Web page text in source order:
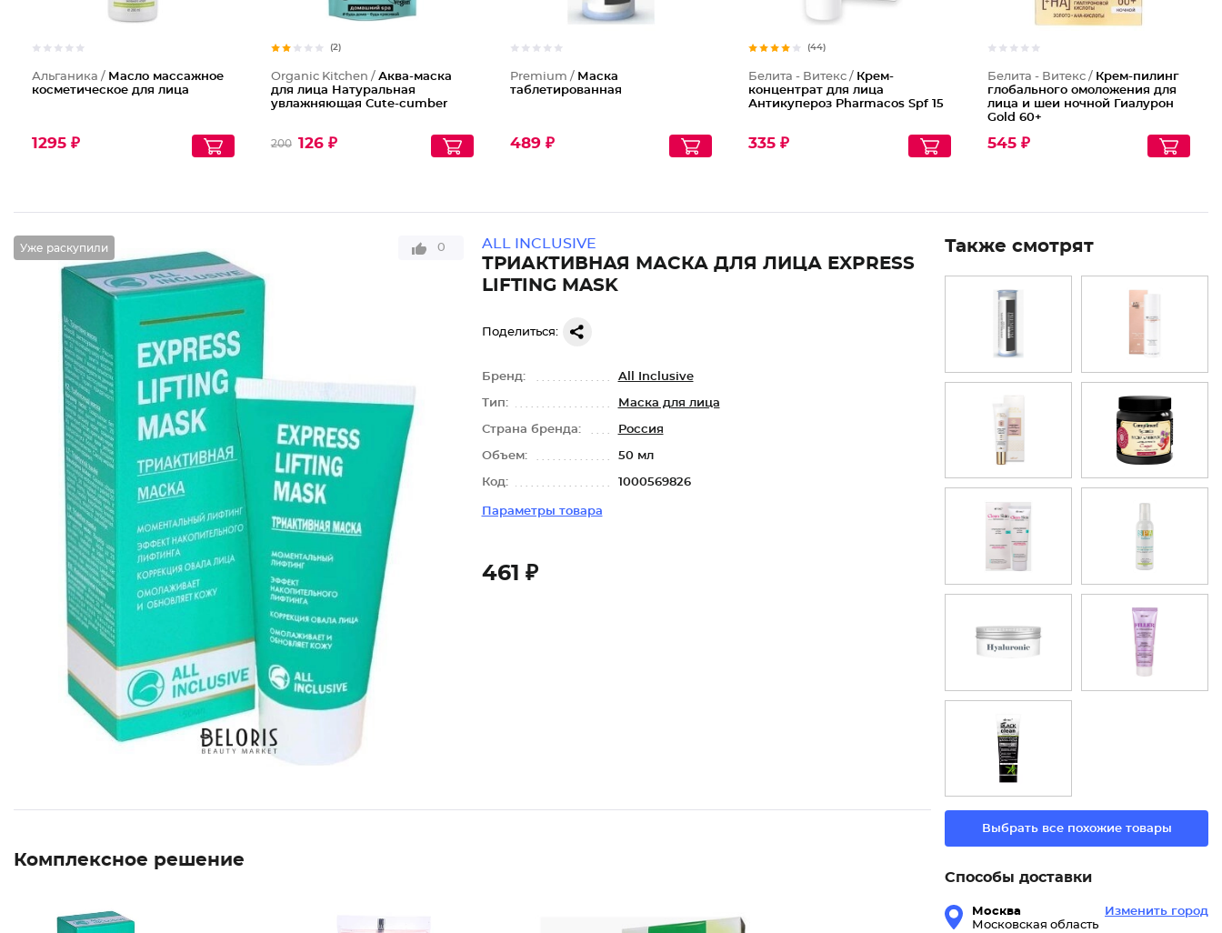
Альганика / Масло массажное
косметическое для лица
1295 ₽
(2)
Organic Kitchen / Аква-маска
для лица Натуральная
увлажняющая Cute-cumber
200 126 ₽
Premium / Маска
таблетированная
489 ₽
(44)
Белита - Витекс / Крем-
концентрат для лица
Антикупероз Pharmacos Spf 15
335 ₽
Белита - Витекс / Крем-пилинг
глобального омоложения для
лица и шеи ночной Гиалурон
Gold 60+
545 ₽
Уже раскупили 0 ALL INCLUSIVE
ТРИАКТИВНАЯ МАСКА ДЛЯ ЛИЦА EXPRESS
LIFTING MASK
Поделиться:
Бренд: All Inclusive
Тип: Маска для лица
Страна бренда: Россия
Объем: 50 мл
Код: 1000569826
Параметры товара
461 ₽
Комплексное решение
Также смотрят
Выбрать все похожие товары
Способы доставки
Москва
Московская область
Изменить город